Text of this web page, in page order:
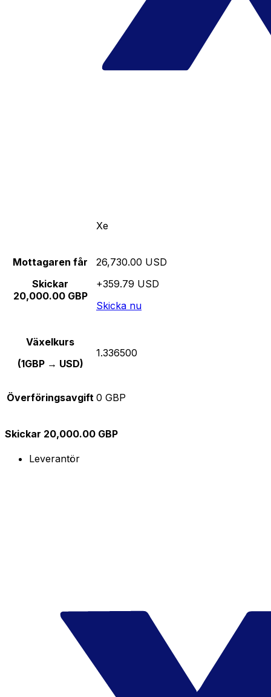
Xe
Mottagaren får
Skickar
20,000.00 GBP
26,730.00 USD
+359.79 USD
Skicka nu
Växelkurs
(1GBP → USD)
1.336500
Överföringsavgift 0 GBP
Skickar 20,000.00 GBP
Leverantör